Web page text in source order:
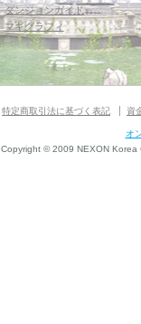
ダンジョンガイド
マギグラフィ
特定商取引法に基づく表記 資
オ
Copyright © 2009 NEXON Korea